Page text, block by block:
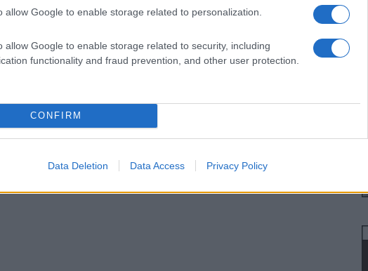
allow Google to enable storage related to personalization.
allow Google to enable storage related to security, including
functionality and fraud prevention, and other user protection.
CONFIRM
Data Deletion Data Access Privacy Policy